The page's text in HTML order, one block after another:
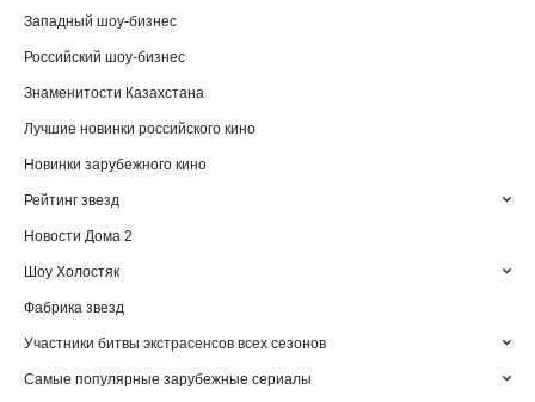
Западный шоу-бизнес
Российский шоу-бизнес
Знаменитости Казахстана
Лучшие новинки российского кино
Новинки зарубежного кино
Рейтинг звезд
Новости Дома 2
Шоу Холостяк
Фабрика звезд
Участники битвы экстрасенсов всех сезонов
Самые популярные зарубежные сериалы